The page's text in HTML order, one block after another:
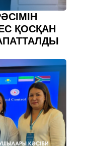
ҚОСҚАН